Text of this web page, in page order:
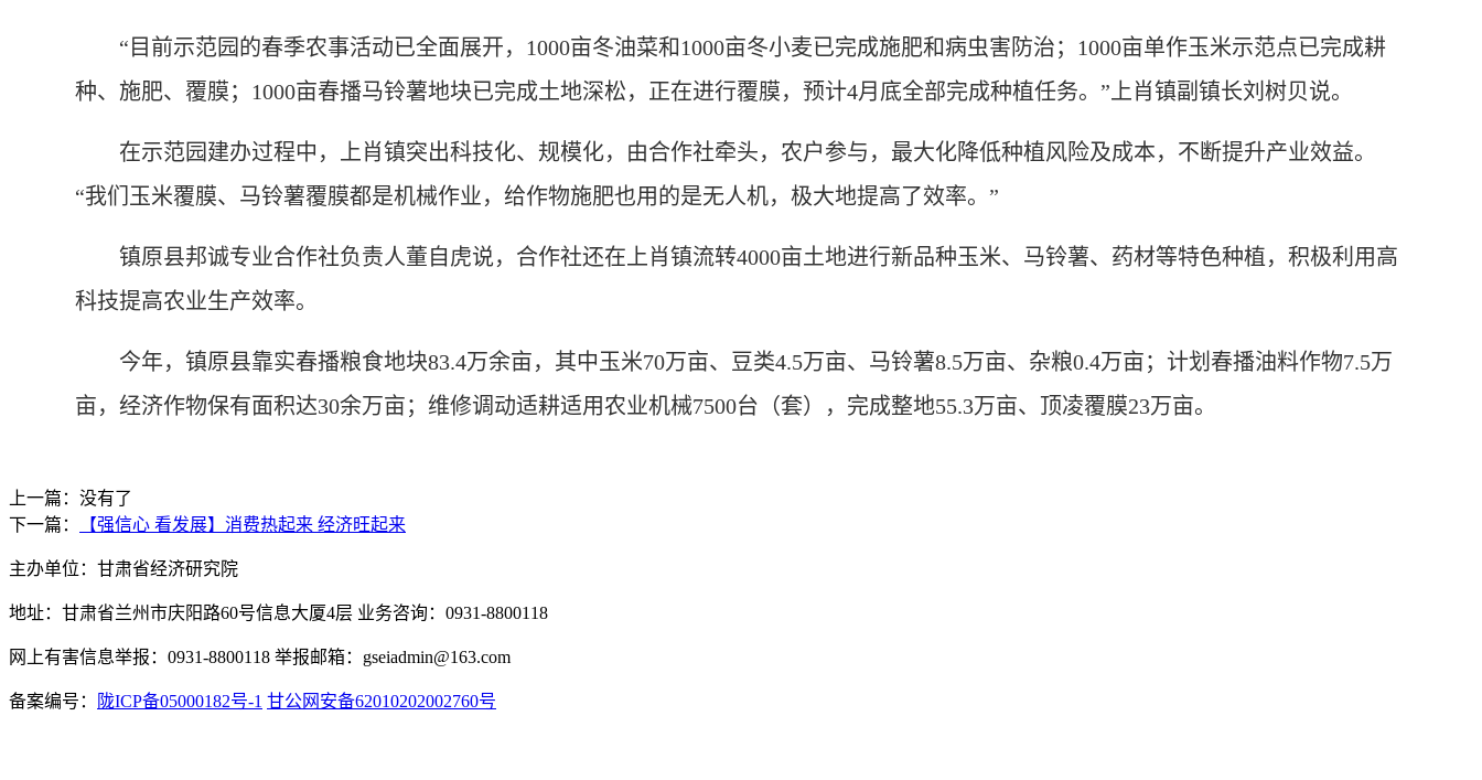
“目前示范园的春季农事活动已全面展开，1000亩冬油菜和1000亩冬小麦已完成施肥和病虫害防治；1000亩单作玉米示范点已完成耕
种、施肥、覆膜；1000亩春播马铃薯地块已完成土地深松，正在进行覆膜，预计4月底全部完成种植任务。”上肖镇副镇长刘树贝说。
在示范园建办过程中，上肖镇突出科技化、规模化，由合作社牵头，农户参与，最大化降低种植风险及成本，不断提升产业效益。
“我们玉米覆膜、马铃薯覆膜都是机械作业，给作物施肥也用的是无人机，极大地提高了效率。”
镇原县邦诚专业合作社负责人董自虎说，合作社还在上肖镇流转4000亩土地进行新品种玉米、马铃薯、药材等特色种植，积极利用高
科技提高农业生产效率。
今年，镇原县靠实春播粮食地块83.4万余亩，其中玉米70万亩、豆类4.5万亩、马铃薯8.5万亩、杂粮0.4万亩；计划春播油料作物7.5万
亩，经济作物保有面积达30余万亩；维修调动适耕适用农业机械7500台（套），完成整地55.3万亩、顶凌覆膜23万亩。
上一篇：没有了
下一篇：
【强信心 看发展】消费热起来 经济旺起来
主办单位：甘肃省经济研究院
地址：甘肃省兰州市庆阳路60号信息大厦4层 业务咨询：0931-8800118
网上有害信息举报：0931-8800118 举报邮箱：gseiadmin@163.com
备案编号： 陇ICP备05000182号-1 甘公网安备62010202002760号